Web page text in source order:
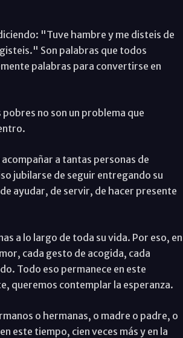
"Tuve hambre y me disteis de
Son palabras que todos
palabras para convertirse en
no son un problema que
a tantas personas de
jubilarse de seguir entregando su
ayudar, de servir, de hacer presente
a lo largo de toda su vida. Por eso, en
cada gesto de acogida, cada
Todo eso permanece en este
queremos contemplar la esperanza.
o hermanas, o madre o padre, o
este tiempo, cien veces más y en la